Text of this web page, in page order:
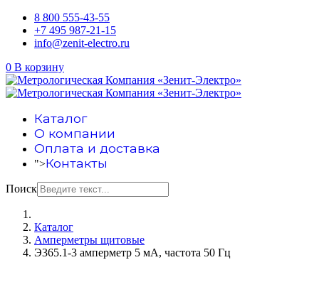
8 800 555-43-55
+7 495 987-21-15
info@zenit-electro.ru
0 В корзину
Каталог
О компании
Оплата и доставка
">Контакты
Поиск
Каталог
Амперметры щитовые
Э365.1-3 амперметр 5 мА, частота 50 Гц